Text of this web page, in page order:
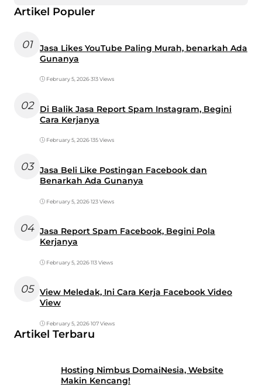
Artikel Populer
01
Jasa Likes YouTube Paling Murah, benarkah Ada
Gunanya
February 5, 2026•313 Views
02
Di Balik Jasa Report Spam Instagram, Begini
Cara Kerjanya
February 5, 2026•135 Views
03
Jasa Beli Like Postingan Facebook dan
Benarkah Ada Gunanya
February 5, 2026•123 Views
04 Jasa Report Spam Facebook, Begini Pola
Kerjanya
February 5, 2026•113 Views
05
View Meledak, Ini Cara Kerja Facebook Video
View
February 5, 2026•107 Views
Artikel Terbaru
Hosting Nimbus DomaiNesia, Website
Makin Kencang!